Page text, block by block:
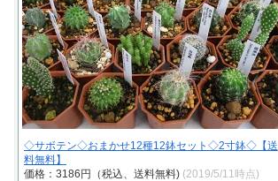
◇サボテン◇おまかせ12種12鉢セット◇2寸鉢◇【送
料無料】
価格：3186円（税込、送料無料) (2019/5/11時点)